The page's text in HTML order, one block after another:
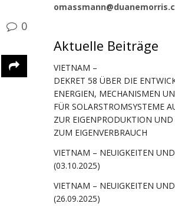
0
Aktuelle Beiträge
VIETNAM –
DEKRET 58 ÜBER DIE
ENERGIEN, MECHANISMEN
FÜR SOLARSTROMSYSTEME
ZUR EIGENPRODUKTION UND
ZUM EIGENVERBRAUCH
VIETNAM – NEUIGKEITEN
(03.10.2025)
VIETNAM – NEUIGKEITEN
(26.09.2025)